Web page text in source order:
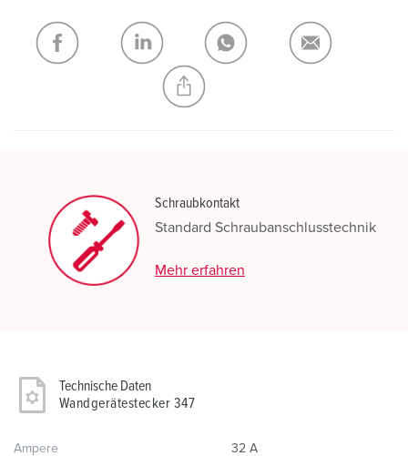
Schraubkontakt
Standard Schraubanschlusstechnik
Mehr erfahren
Technische Daten
Wandgerätestecker 347
Ampere 32 A